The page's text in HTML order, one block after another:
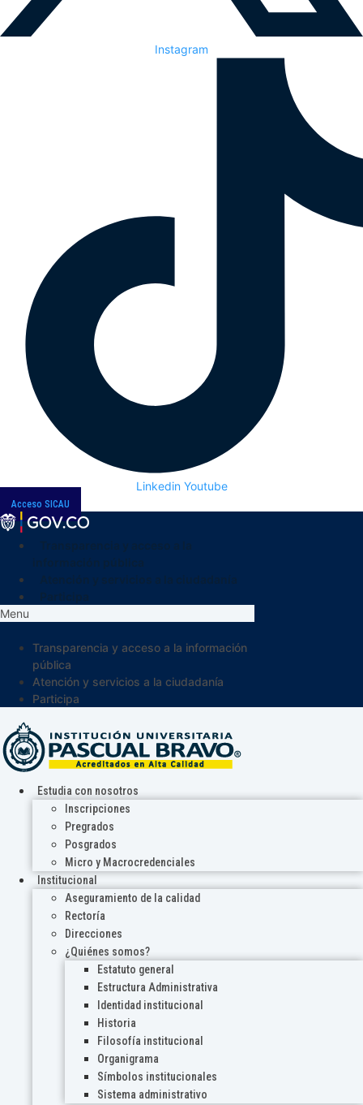
Instagram
Linkedin Youtube
Acceso SICAU
Menu
Transparencia y acceso a la información
pública
Atención y servicios a la ciudadanía
Participa
Estudia con nosotros
Inscripciones
Pregrados
Posgrados
Micro y Macrocredenciales
Institucional
Aseguramiento de la calidad
Rectoría
Direcciones
¿Quiénes somos?
Estatuto general
Estructura Administrativa
Identidad institucional
Historia
Filosofía institucional
Organigrama
Símbolos institucionales
Sistema administrativo